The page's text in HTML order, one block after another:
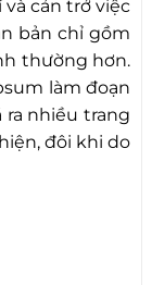
cản trở việc
bản chỉ gồm
thường hơn.
làm đoạn
ra nhiều trang
đôi khi do